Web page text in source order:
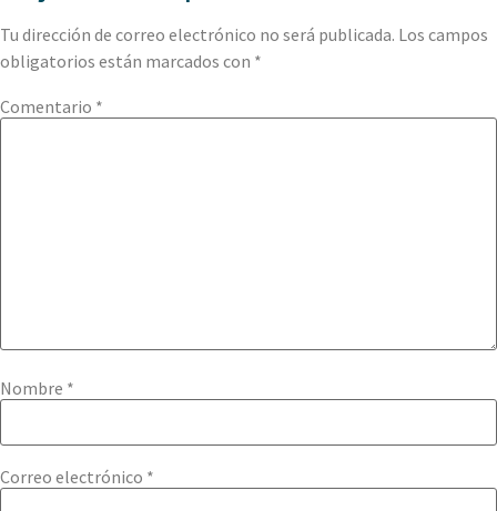
Tu dirección de correo electrónico no será publicada. Los campos
obligatorios están marcados con *
Comentario *
Nombre *
Correo electrónico *